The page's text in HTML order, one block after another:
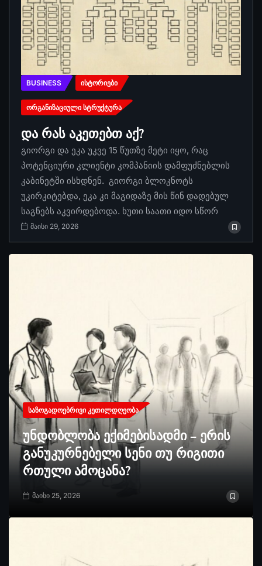
BUSINESS ᲘᲡᲢᲝᲠᲘᲔᲑᲘ
ᲝᲠᲒᲐᲜᲘᲖᲐᲪᲘᲣᲚᲘ ᲡᲢᲠᲣᲥᲢᲣᲠᲐ
და რას აკეთებთ აქ?
გიორგი და ეკა უკვე 15 წუთზე მეტი იყო, რაც
პოტენციური კლიენტი კომპანიის დამფუძნებლის
კაბინეტში ისხდნენ. გიორგი ბლოკნოტს
უკირკიტებდა, ეკა კი მაგიდაზე მის წინ დადებულ
საგნებს აკვირდებოდა. ხუთი საათი იდო სწორ
მაისი 29, 2026
ᲡᲐᲖᲝᲒᲐᲓᲝᲔᲑᲠᲘᲕᲘ ᲙᲔᲗᲘᲚᲓᲦᲔᲝᲑᲐ
უნდობლობა ექიმებისადმი – ერის
განუკურნებელი სენი თუ რიგითი
რთული ამოცანა?
მაისი 25, 2026